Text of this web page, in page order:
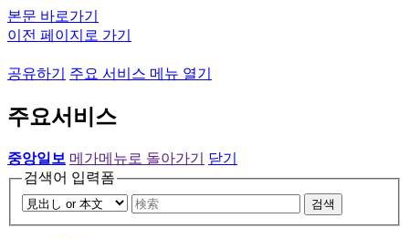
본문 바로가기
이전 페이지로 가기
공유하기 주요 서비스 메뉴 열기
주요서비스
중앙일보 메가메뉴로 돌아가기
닫기
검색어 입력폼
검색